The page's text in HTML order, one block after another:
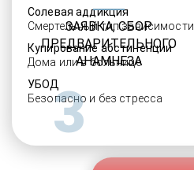
Солевая аддикция
Смертельный тип зависимости
Купирование абстиненции
Дома или в больнице
УБОД
Безопасно и без стресса
ЗАЯВКА, СБОР
ПРЕДВАРИТЕЛЬНОГО
АНАМНЕЗА
3